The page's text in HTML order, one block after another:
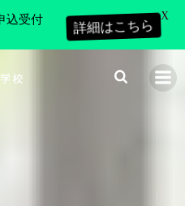
ン校
込受付
詳細はこちら
X